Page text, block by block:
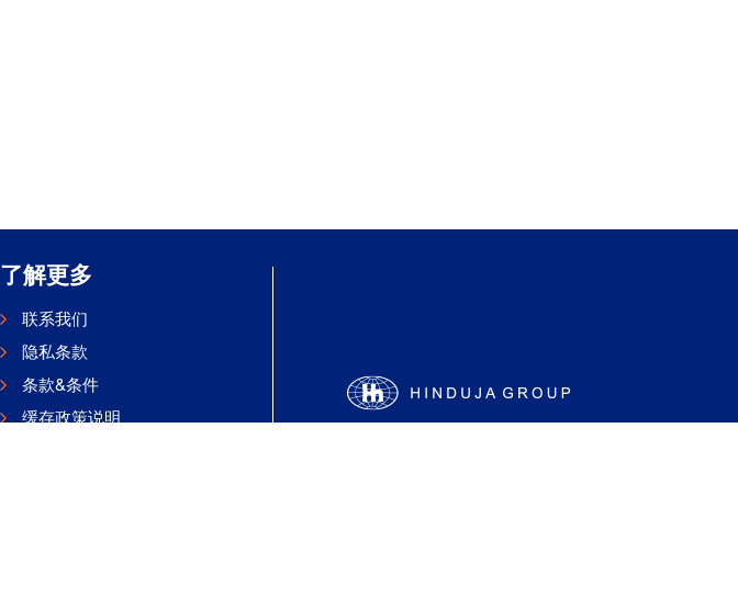
了解更多
联系我们
隐私条款
条款&条件
缓存政策说明